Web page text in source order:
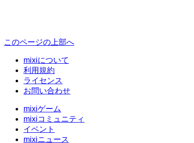
このページの上部へ
mixiについて
利用規約
ライセンス
お問い合わせ
mixiゲーム
mixiコミュニティ
イベント
mixiニュース